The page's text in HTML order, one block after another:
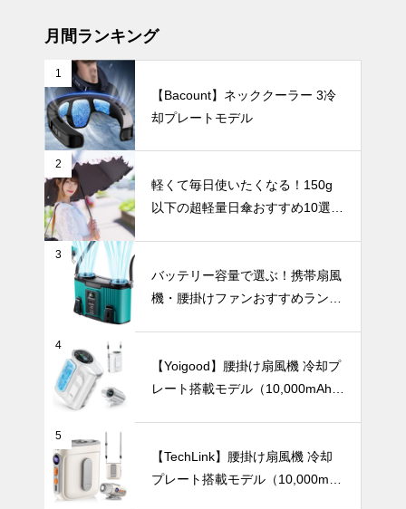
式の日傘5
シンプルイン
テリアがもっ
とおしゃれに
なる！花瓶の
選び方から飾
り方まで徹底
ガイド。
テーブルウェア
新生活や結婚
祝いにおすす
め。もらって
わりの食器ギ
フト10選。
テーブルウェア
北欧テイスト
のうつわで楽
しむ、おしゃ
れな「おうち
UV・雨対策
月間ランキング
1
【Bacount】ネッククーラー 3冷
却プレートモデル
2
軽くて毎日使いたくなる！150g
以下の超軽量日傘おすすめ10選
3
バッテリー容量で選ぶ！携帯扇風
機・腰掛けファンおすすめランキ
4
【Yoigood】腰掛け扇風機 冷却プ
レート搭載モデル（10,000mAh・
5
【TechLink】腰掛け扇風機 冷却
プレート搭載モデル（10,000mA